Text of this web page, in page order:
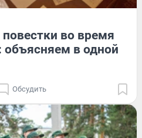
во время
объясняем в одной
Обсудить